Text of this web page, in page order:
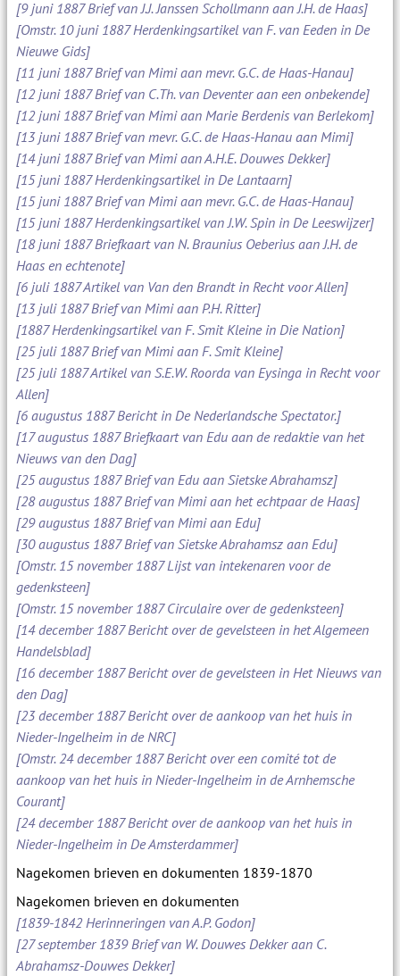
[9 juni 1887 Brief van J.J. Janssen Schollmann aan J.H. de Haas]
[Omstr. 10 juni 1887 Herdenkingsartikel van F. van Eeden in De
Nieuwe Gids]
[11 juni 1887 Brief van Mimi aan mevr. G.C. de Haas-Hanau]
[12 juni 1887 Brief van C.Th. van Deventer aan een onbekende]
[12 juni 1887 Brief van Mimi aan Marie Berdenis van Berlekom]
[13 juni 1887 Brief van mevr. G.C. de Haas-Hanau aan Mimi]
[14 juni 1887 Brief van Mimi aan A.H.E. Douwes Dekker]
[15 juni 1887 Herdenkingsartikel in De Lantaarn]
[15 juni 1887 Brief van Mimi aan mevr. G.C. de Haas-Hanau]
[15 juni 1887 Herdenkingsartikel van J.W. Spin in De Leeswijzer]
[18 juni 1887 Briefkaart van N. Braunius Oeberius aan J.H. de
Haas en echtenote]
[6 juli 1887 Artikel van Van den Brandt in Recht voor Allen]
[13 juli 1887 Brief van Mimi aan P.H. Ritter]
[1887 Herdenkingsartikel van F. Smit Kleine in Die Nation]
[25 juli 1887 Brief van Mimi aan F. Smit Kleine]
[25 juli 1887 Artikel van S.E.W. Roorda van Eysinga in Recht voor
Allen]
[6 augustus 1887 Bericht in De Nederlandsche Spectator.]
[17 augustus 1887 Briefkaart van Edu aan de redaktie van het
Nieuws van den Dag]
[25 augustus 1887 Brief van Edu aan Sietske Abrahamsz]
[28 augustus 1887 Brief van Mimi aan het echtpaar de Haas]
[29 augustus 1887 Brief van Mimi aan Edu]
[30 augustus 1887 Brief van Sietske Abrahamsz aan Edu]
[Omstr. 15 november 1887 Lijst van intekenaren voor de
gedenksteen]
[Omstr. 15 november 1887 Circulaire over de gedenksteen]
[14 december 1887 Bericht over de gevelsteen in het Algemeen
Handelsblad]
[16 december 1887 Bericht over de gevelsteen in Het Nieuws van
den Dag]
[23 december 1887 Bericht over de aankoop van het huis in
Nieder-Ingelheim in de NRC]
[Omstr. 24 december 1887 Bericht over een comité tot de
aankoop van het huis in Nieder-Ingelheim in de Arnhemsche
Courant]
[24 december 1887 Bericht over de aankoop van het huis in
Nieder-Ingelheim in De Amsterdammer]
Nagekomen brieven en dokumenten 1839-1870
Nagekomen brieven en dokumenten
[1839-1842 Herinneringen van A.P. Godon]
[27 september 1839 Brief van W. Douwes Dekker aan C.
Abrahamsz-Douwes Dekker]